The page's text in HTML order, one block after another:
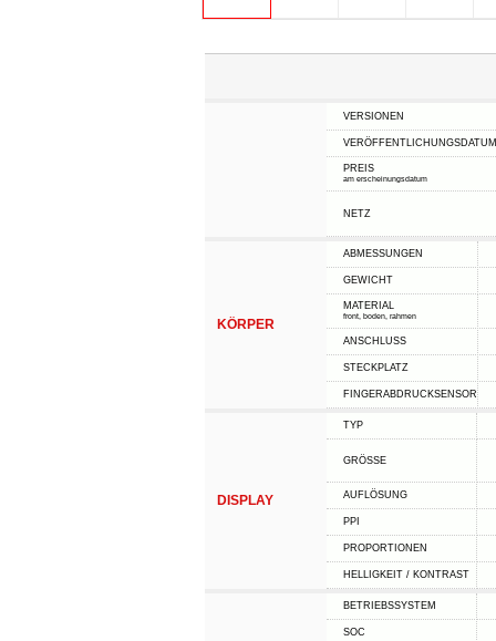
VERSIONEN
VERÖFFENTLICHUNGSDATUM
PREIS
am erscheinungsdatum
NETZ
KÖRPER
ABMESSUNGEN
GEWICHT
MATERIAL
front, boden, rahmen
ANSCHLUSS
STECKPLATZ
FINGERABDRUCKSENSOR
DISPLAY
TYP
GRÖSSE
AUFLÖSUNG
PPI
PROPORTIONEN
HELLIGKEIT / KONTRAST
BETRIEBSSYSTEM
SOC